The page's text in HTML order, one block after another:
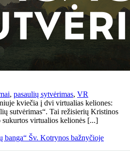
, pasaulių sytvėrimas, VR
kviečia į dvi virtualias keliones:
sutvėrimas“. Tai režisierių Kristinos
virtualios kelionės [...]
banga“ Šv. Kotrynos bažnyčioje